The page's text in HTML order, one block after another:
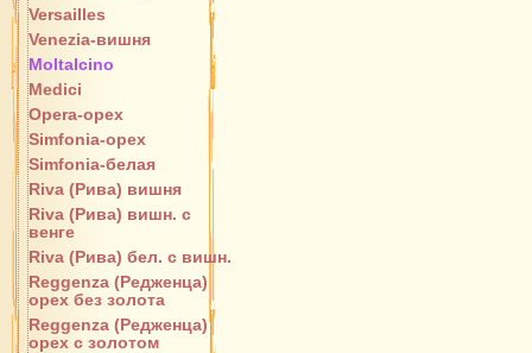
Versailles
Venezia-вишня
Moltalcino
Medici
Opera-орех
Simfonia-орех
Simfonia-белая
Riva (Рива) вишня
Riva (Рива) вишн. с
венге
Riva (Рива) бел. с вишн.
Reggenza (Редженца)
орех без золота
Reggenza (Редженца)
орех с золотом